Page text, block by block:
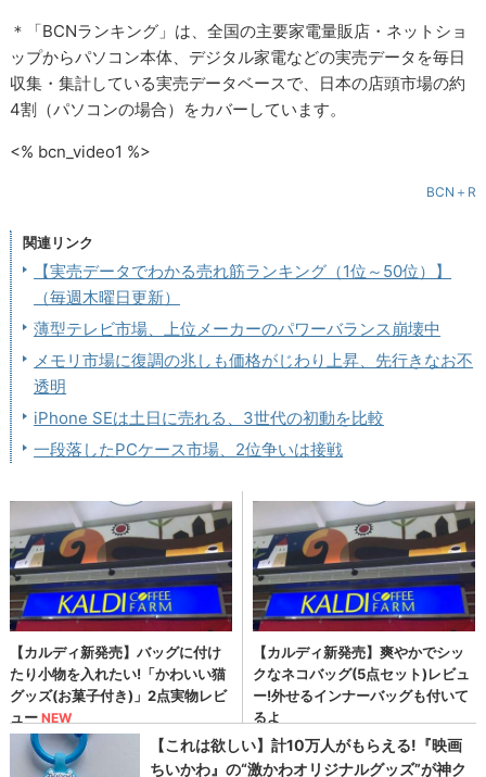
＊「BCNランキング」は、全国の主要家電量販店・ネットショ
ップからパソコン本体、デジタル家電などの実売データを毎日
収集・集計している実売データベースで、日本の店頭市場の約
4割（パソコンの場合）をカバーしています。
<% bcn_video1 %>
BCN＋R
関連リンク
【実売データでわかる売れ筋ランキング（1位～50位）】
（毎週木曜日更新）
薄型テレビ市場、上位メーカーのパワーバランス崩壊中
メモリ市場に復調の兆しも価格がじわり上昇、先行きなお不
透明
iPhone SEは土日に売れる、3世代の初動を比較
一段落したPCケース市場、2位争いは接戦